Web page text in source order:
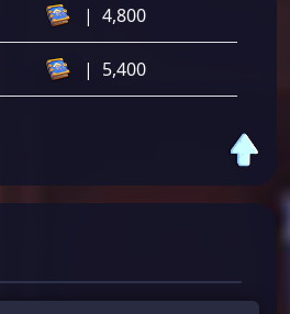
| 4,800
| 5,400